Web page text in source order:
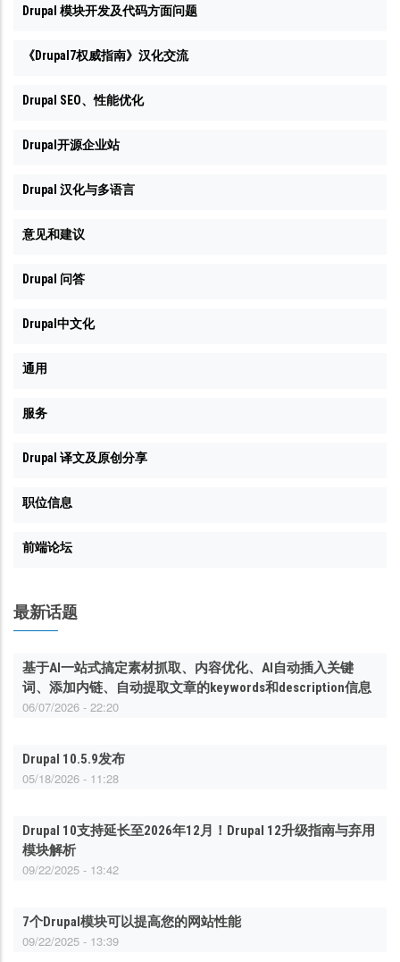
Drupal 模块开发及代码方面问题
《Drupal7权威指南》汉化交流
Drupal SEO、性能优化
Drupal开源企业站
Drupal 汉化与多语言
意见和建议
Drupal 问答
Drupal中文化
通用
服务
Drupal 译文及原创分享
职位信息
前端论坛
最新话题
基于AI一站式搞定素材抓取、内容优化、AI自动插入关键
词、添加内链、自动提取文章的keywords和description信息
06/07/2026 - 22:20
Drupal 10.5.9发布
05/18/2026 - 11:28
Drupal 10支持延长至2026年12月！Drupal 12升级指南与弃用
模块解析
09/22/2025 - 13:42
7个Drupal模块可以提高您的网站性能
09/22/2025 - 13:39